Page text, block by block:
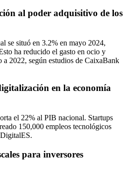
al poder adquisitivo de los
se situó en 3.2% en mayo 2024,
ha reducido el gasto en ocio y
a 2022, según estudios de CaixaBank
en la economía
el 22% al PIB nacional. Startups
150,000 empleos tecnológicos
para inversores